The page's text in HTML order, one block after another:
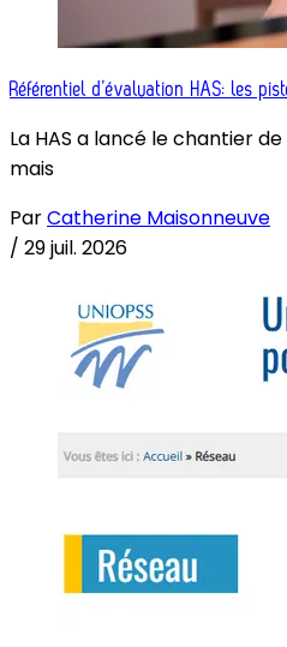
Référentiel d’évaluation HAS: les
La HAS a lancé le chantier
mais
ParCatherine Maisonneuve
/ 29 juil. 2026